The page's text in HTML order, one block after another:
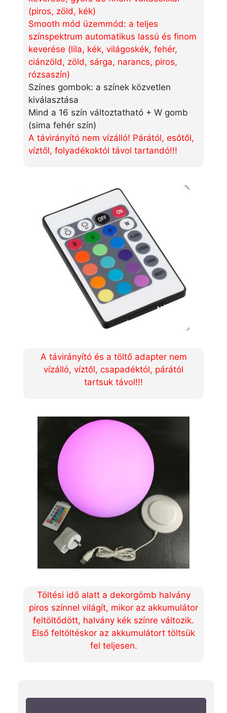
(piros, zöld, kék)
Smooth mód üzemmód: a teljes
színspektrum automatikus lassú és finom
keverése (lila, kék, világoskék, fehér,
ciánzöld, zöld, sárga, narancs, piros,
rózsaszín)
Színes gombok: a színek közvetlen
kiválasztása
Mind a 16 szín változtatható + W gomb
(sima fehér szín)
A távirányító nem vízálló! Párától, esőtől,
víztől, folyadékoktól távol tartandó!!!
A távirányító és a töltő adapter nem
vízálló, víztől, csapadéktól, párától
tartsuk távol!!!
Töltési idő alatt a dekorgömb halvány
piros színnel világít, mikor az akkumulátor
feltöltődött, halvány kék színre változik.
Első feltöltéskor az akkumulátort töltsük
fel teljesen.